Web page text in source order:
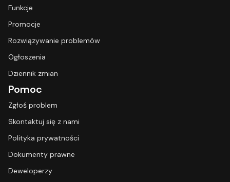
Funkcje
Promocje
Rozwiązywanie problemów
Ogłoszenia
Dziennik zmian
Pomoc
Zgłoś problem
Skontaktuj się z nami
Polityka prywatności
Dokumenty prawne
Deweloperzy